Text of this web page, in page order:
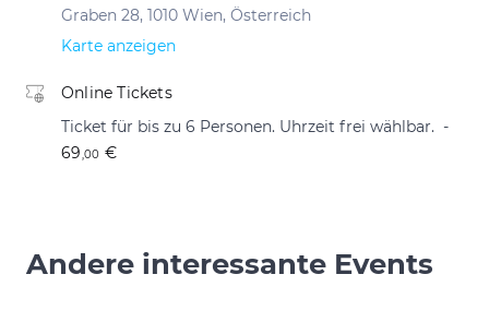
Graben 28, 1010 Wien, Österreich
Karte anzeigen
Online Tickets
Ticket für bis zu 6 Personen. Uhrzeit frei wählbar.
69 ,00 €
Andere interessante Events